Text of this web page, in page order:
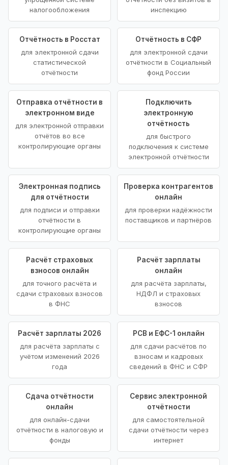
налогообложения
инспекцию
Отчётность в Росстат
для электронной сдачи
статистической
отчётности
Отчётность в СФР
для электронной сдачи
отчётности в Социальный
фонд России
Отправка отчётности в
электронном виде
для электронной отправки
отчётов во все
контролирующие органы
Подключить
электронную
отчётность
для быстрого
подключения к системе
электронной отчётности
Электронная подпись
для отчётности
для подписи и отправки
отчётности в
контролирующие органы
Проверка контрагентов
онлайн
для проверки надёжности
поставщиков и партнёров
Расчёт страховых
взносов онлайн
для точного расчёта и
сдачи страховых взносов
в ФНС
Расчёт зарплаты
онлайн
для расчёта зарплаты,
НДФЛ и страховых
взносов
Расчёт зарплаты 2026
для расчёта зарплаты с
учётом изменений 2026
года
РСВ и ЕФС-1 онлайн
для сдачи расчётов по
взносам и кадровых
сведений в ФНС и СФР
Сдача отчётности
онлайн
для онлайн-сдачи
отчётности в налоговую и
фонды
Сервис электронной
отчётности
для самостоятельной
сдачи отчётности через
интернет